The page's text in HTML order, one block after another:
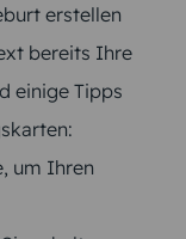
erstellen
bereits Ihre
einige Tipps
um Ihren